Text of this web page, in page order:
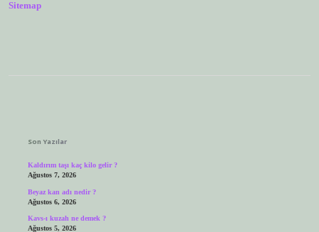
Sitemap
Son Yazılar
Kaldırım taşı kaç kilo gelir ?
Ağustos 7, 2026
Beyaz kan adı nedir ?
Ağustos 6, 2026
Kavs-ı kuzah ne demek ?
Ağustos 5, 2026